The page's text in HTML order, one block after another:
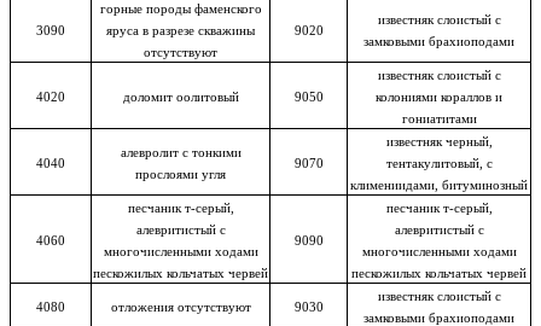
3090
горные породы фаменского
яруса в разрезе скважины
отсутствуют
9020
известняк слоистый с
замковыми брахиоподами
4020 доломит оолитовый 9050
известняк слоистый с
колониями кораллов и
гониатитами
4040
алевролит с тонкими
прослоями угля
9070
известняк черный,
тентакулитовый, с
климениидами, битуминозный
4060
песчаник т-серый,
алевритистый с
многочисленными ходами
пескожилых кольчатых червей
9090
песчаник т-серый,
алевритистый с
многочисленными ходами
пескожилых кольчатых червей
4080 отложения отсутствуют 9030
известняк слоистый с
замковыми брахиоподами